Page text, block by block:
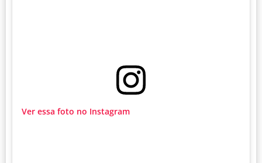
Ver essa foto no Instagram